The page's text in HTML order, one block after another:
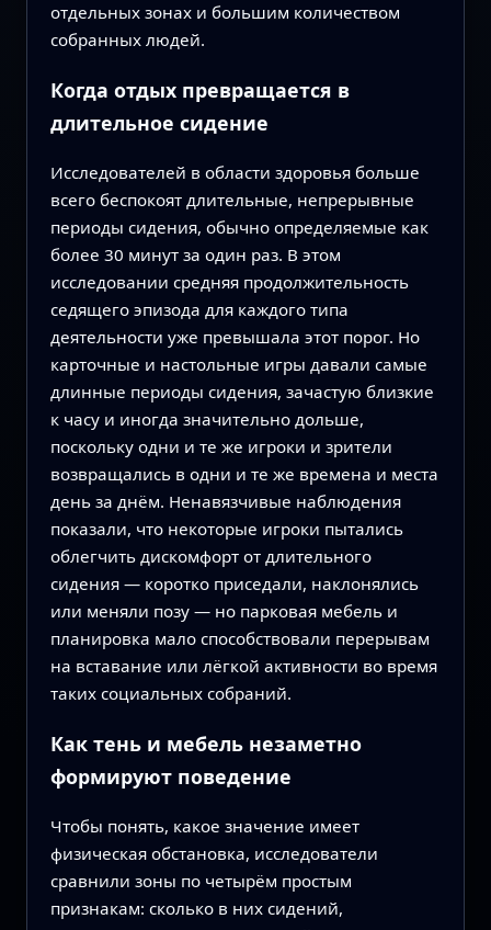
отдельных зонах и большим количеством
собранных людей.
Когда отдых превращается в
длительное сидение
Исследователей в области здоровья больше
всего беспокоят длительные, непрерывные
периоды сидения, обычно определяемые как
более 30 минут за один раз. В этом
исследовании средняя продолжительность
седящего эпизода для каждого типа
деятельности уже превышала этот порог. Но
карточные и настольные игры давали самые
длинные периоды сидения, зачастую близкие
к часу и иногда значительно дольше,
поскольку одни и те же игроки и зрители
возвращались в одни и те же времена и места
день за днём. Ненавязчивые наблюдения
показали, что некоторые игроки пытались
облегчить дискомфорт от длительного
сидения — коротко приседали, наклонялись
или меняли позу — но парковая мебель и
планировка мало способствовали перерывам
на вставание или лёгкой активности во время
таких социальных собраний.
Как тень и мебель незаметно
формируют поведение
Чтобы понять, какое значение имеет
физическая обстановка, исследователи
сравнили зоны по четырём простым
признакам: сколько в них сидений,